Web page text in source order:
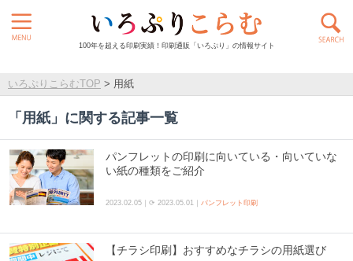
100年を超える印刷実績！印刷通販「いろぷり」の情報サイト
いろぷりこらむTOP > 用紙
「 用紙 」に関する記事一覧
パンフレットの印刷に向いている・向いていな
い紙の種類をご紹介
2023.02.05｜⟳ 2023.05.01｜ パンフレット印刷
【チラシ印刷】おすすめなチラシの用紙選び